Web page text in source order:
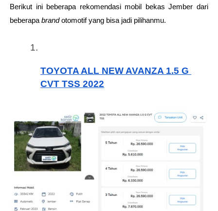
Berikut ini beberapa rekomendasi mobil bekas Jember dari
beberapa brand otomotif yang bisa jadi pilihanmu.
TOYOTA ALL NEW AVANZA 1.5 G
CVT TSS 2022